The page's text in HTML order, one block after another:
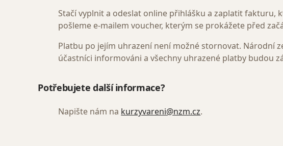
Stačí vyplnit a odeslat online přihlášku a zaplatit fakturu,
pošleme e-mailem voucher, kterým se prokážete před
Platbu po jejím uhrazení není možné stornovat. Národní
účastníci informováni a všechny uhrazené platby budou
Potřebujete další informace?
Napište nám na kurzyvareni@nzm.cz.